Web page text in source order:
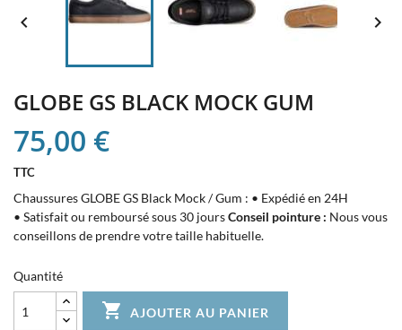
 
GLOBE GS BLACK MOCK GUM
75,00 €
TTC
Chaussures GLOBE GS Black Mock / Gum : • Expédié en 24H
• Satisfait ou remboursé sous 30 joursConseil pointure : Nous vous
conseillons de prendre votre taille habituelle.
Quantité
 AJOUTER AU PANIER